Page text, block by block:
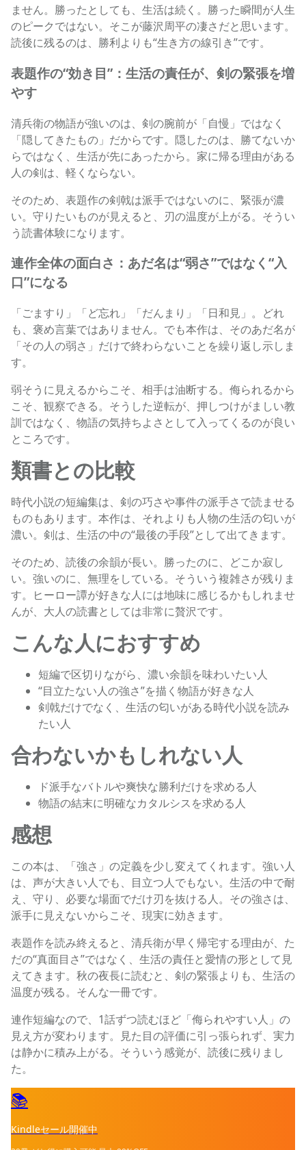
ません。勝ったとしても、生活は続く。勝った瞬間が人生
のピークではない。そこが藤沢周平の凄さだと思います。
読後に残るのは、勝利よりも“生き方の線引き”です。
表題作の“効き目”：生活の責任が、剣の緊張を増
やす
清兵衛の物語が強いのは、剣の腕前が「自慢」ではなく
「隠してきたもの」だからです。隠したのは、勝てないか
らではなく、生活が先にあったから。家に帰る理由がある
人の剣は、軽くならない。
そのため、表題作の剣戟は派手ではないのに、緊張が濃
い。守りたいものが見えると、刃の温度が上がる。そうい
う読書体験になります。
連作全体の面白さ：あだ名は“弱さ”ではなく“入
口”になる
「ごますり」「ど忘れ」「だんまり」「日和見」。どれ
も、褒め言葉ではありません。でも本作は、そのあだ名が
「その人の弱さ」だけで終わらないことを繰り返し示しま
す。
弱そうに見えるからこそ、相手は油断する。侮られるから
こそ、観察できる。そうした逆転が、押しつけがましい教
訓ではなく、物語の気持ちよさとして入ってくるのが良い
ところです。
類書との比較
時代小説の短編集は、剣の巧さや事件の派手さで読ませる
ものもあります。本作は、それよりも人物の生活の匂いが
濃い。剣は、生活の中の“最後の手段”として出てきます。
そのため、読後の余韻が長い。勝ったのに、どこか寂し
い。強いのに、無理をしている。そういう複雑さが残りま
す。ヒーロー譚が好きな人には地味に感じるかもしれませ
んが、大人の読書としては非常に贅沢です。
こんな人におすすめ
短編で区切りながら、濃い余韻を味わいたい人
“目立たない人の強さ”を描く物語が好きな人
剣戟だけでなく、生活の匂いがある時代小説を読み
たい人
合わないかもしれない人
ド派手なバトルや爽快な勝利だけを求める人
物語の結末に明確なカタルシスを求める人
感想
この本は、「強さ」の定義を少し変えてくれます。強い人
は、声が大きい人でも、目立つ人でもない。生活の中で耐
え、守り、必要な場面でだけ刃を抜ける人。その強さは、
派手に見えないからこそ、現実に効きます。
表題作を読み終えると、清兵衛が早く帰宅する理由が、た
だの“真面目さ”ではなく、生活の責任と愛情の形として見
えてきます。秋の夜長に読むと、剣の緊張よりも、生活の
温度が残る。そんな一冊です。
連作短編なので、1話ずつ読むほど「侮られやすい人」の
見え方が変わります。見た目の評価に引っ張られず、実力
は静かに積み上がる。そういう感覚が、読後に残りまし
た。
📚
Kindleセール開催中